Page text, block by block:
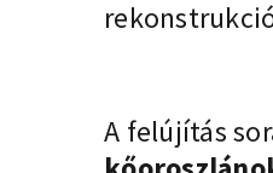
A felújítás